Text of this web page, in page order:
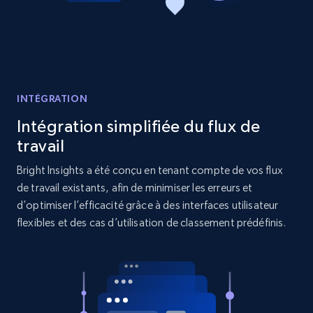
Etsy - Collects data from shop's URL
URL, Product id, Listing inventory id, Title, Rating,
price, and more.
323+
Amazon products search
Asin, URL, Name, Sponsored, Initial price, Final
INTÉGRATION
Intégration simplifiée du flux de
travail
Bright Insights a été conçu en tenant compte de vos flux
de travail existants, afin de minimiser les erreurs et
d’optimiser l’efficacité grâce à des interfaces utilisateur
flexibles et des cas d’utilisation de classement prédéfinis.